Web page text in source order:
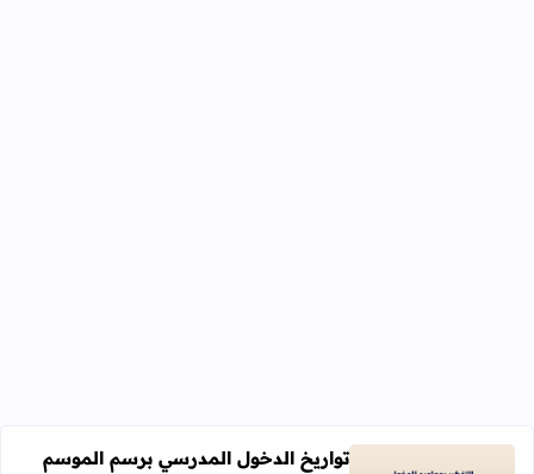
تواريخ الدخول المدرسي برسم الموسم